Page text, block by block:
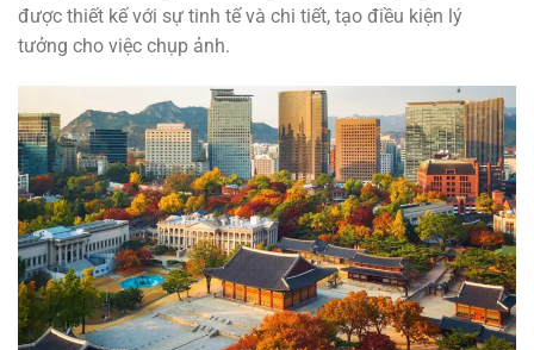
được thiết kế với sự tinh tế và chi tiết, tạo điều kiện lý
tưởng cho việc chụp ảnh.